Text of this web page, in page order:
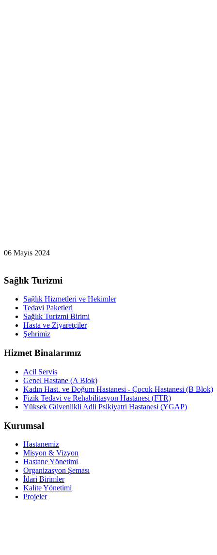
06 Mayıs 2024
Sağlık Turizmi
Sağlık Hizmetleri ve Hekimler
Tedavi Paketleri
Sağlık Turizmi Birimi
Hasta ve Ziyaretçiler
Şehrimiz
Hizmet Binalarımız
Acil Servis
Genel Hastane (A Blok)
Kadın Hast. ve Doğum Hastanesi - Çocuk Hastanesi (B Blok)
Fizik Tedavi ve Rehabilitasyon Hastanesi (FTR)
Yüksek Güvenlikli Adli Psikiyatri Hastanesi (YGAP)
Kurumsal
Hastanemiz
Misyon & Vizyon
Hastane Yönetimi
Organizasyon Şeması
İdari Birimler
Kalite Yönetimi
Projeler